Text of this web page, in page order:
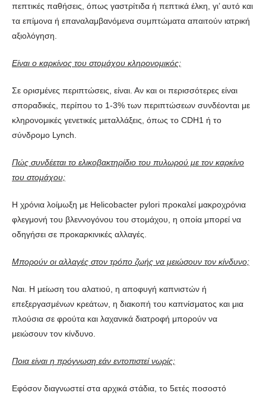
πεπτικές παθήσεις, όπως γαστρίτιδα ή πεπτικά έλκη, γι’ αυτό και
τα επίμονα ή επαναλαμβανόμενα συμπτώματα απαιτούν ιατρική
αξιολόγηση.
Είναι ο καρκίνος του στομάχου κληρονομικός;
Σε ορισμένες περιπτώσεις, είναι. Αν και οι περισσότερες είναι
σποραδικές, περίπου το 1-3% των περιπτώσεων συνδέονται με
κληρονομικές γενετικές μεταλλάξεις, όπως το CDH1 ή το
σύνδρομο Lynch.
Πώς συνδέεται το ελικοβακτηρίδιο του πυλωρού με τον καρκίνο
του στομάχου;
Η χρόνια λοίμωξη με Helicobacter pylori προκαλεί μακροχρόνια
φλεγμονή του βλεννογόνου του στομάχου, η οποία μπορεί να
οδηγήσει σε προκαρκινικές αλλαγές.
Μπορούν οι αλλαγές στον τρόπο ζωής να μειώσουν τον κίνδυνο;
Ναι. Η μείωση του αλατιού, η αποφυγή καπνιστών ή
επεξεργασμένων κρεάτων, η διακοπή του καπνίσματος και μια
πλούσια σε φρούτα και λαχανικά διατροφή μπορούν να
μειώσουν τον κίνδυνο.
Ποια είναι η πρόγνωση εάν εντοπιστεί νωρίς;
Εφόσον διαγνωστεί στα αρχικά στάδια, το 5ετές ποσοστό